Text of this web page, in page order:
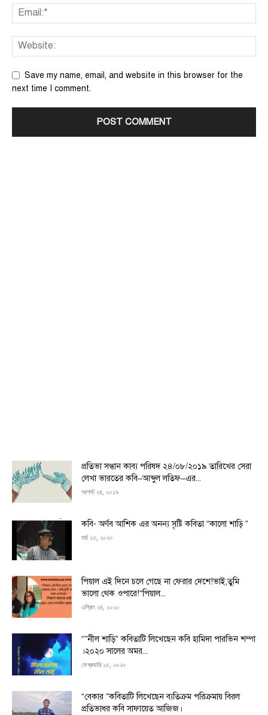
Save my name, email, and website in this browser for the
next time I comment.
প্রতিভা সন্ধান কাব্য পরিষদ ২৪/০৮/২০১৯ তারিখের সেরা
লেখা ভারতের কবি–আব্দুল লতিফ–এর...
আগস্ট ২৪, ২০১৯
কবি- অর্ণব আশিক এর অনন্য সৃষ্টি কবিতা “কালো শাড়ি ”
মার্চ ১৩, ২০২০
পিয়াল এই দিনে চলে গেছে না ফেরার দেশে!ভাই,তুমি
ভালো থেক ওপারে!“পিয়াল...
এপ্রিল ২৪, ২০২০
“”নীল শাড়ি” কবিতাটি লিখেছেন কবি হামিদা পারভিন শম্পা
।২০২০ সালের অমর...
ফেব্রুয়ারি ১৫, ২০২০
“বেকার ”কবিতাটি লিখেছেন ব্যতিক্রম পরিক্রমায় বিরল
প্রতিভাধর কবি সাফায়েত আজিজ।